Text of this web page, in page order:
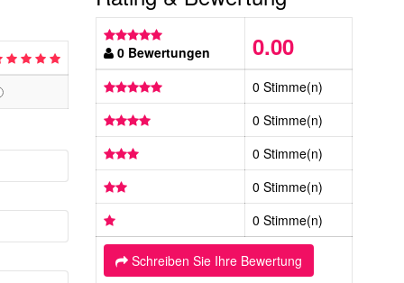
0 Bewertungen 0.00
0 Stimme(n)
0 Stimme(n)
0 Stimme(n)
0 Stimme(n)
0 Stimme(n)
Schreiben Sie Ihre Bewertung